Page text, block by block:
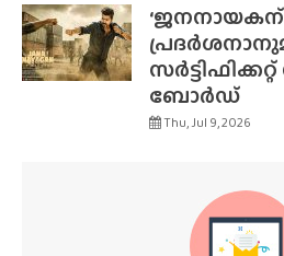
ബോർഡ്
Thu, Jul 9, 2026